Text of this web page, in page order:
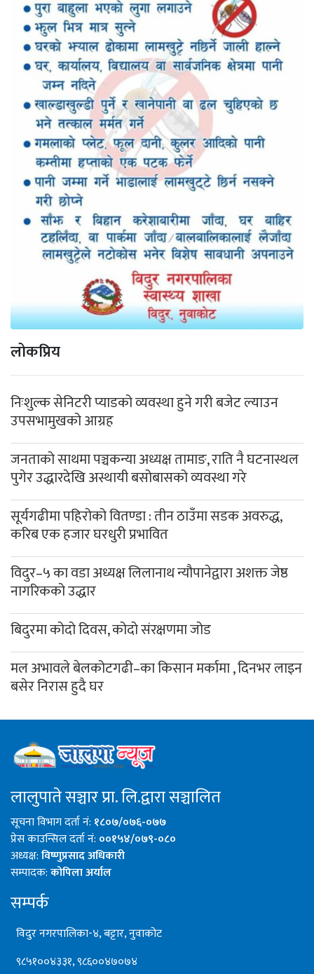
लोकप्रिय
निःशुल्क सेनिटरी प्याडको व्यवस्था हुने गरी बजेट ल्याउन
उपसभामुखको आग्रह
जनताको साथमा पञ्चकन्या अध्यक्ष तामाङ, राति नै घटनास्थल
पुगेर उद्धारदेखि अस्थायी बसोबासको व्यवस्था गरे
सूर्यगढीमा पहिरोको वितण्डा : तीन ठाउँमा सडक अवरुद्ध,
करिब एक हजार घरधुरी प्रभावित
विदुर–५ का वडा अध्यक्ष लिलानाथ न्यौपानेद्वारा अशक्त जेष्ठ
नागरिकको उद्धार
बिदुरमा कोदो दिवस, कोदो संरक्षणमा जोड
मल अभावले बेलकोटगढी–का किसान मर्कामा , दिनभर लाइन
बसेर निरास हुदै घर
लालुपाते सञ्चार प्रा. लि.द्वारा सञ्चालित
सूचना विभाग दर्ता नं: १८०७/०७६-०७७
प्रेस काउन्सिल दर्ता नं: ००१५४/०७९-०८०
अध्यक्ष:विष्णुप्रसाद अधिकारी
सम्पादक:कोपिला अर्याल
सम्पर्क
विदुर नगरपालिका-४, बट्टार, नुवाकोट
९८५१००४३३१, ९८६००४७०७४